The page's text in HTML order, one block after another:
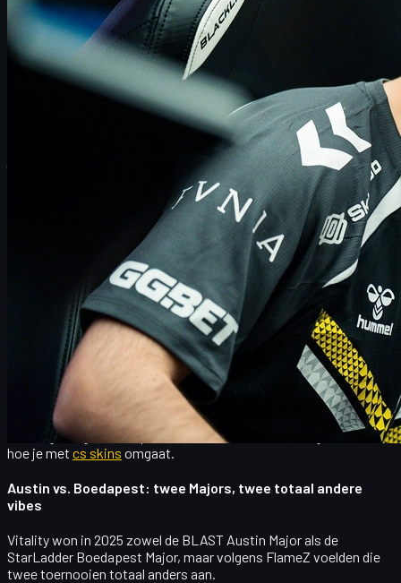
Vitality’s doelen voor 2026 en de uitdaging om
bovenaan te blijven
Wie daagt Vitality uit in 2026?
Wat jij als speler kunt leren van FlameZ en Vitality
FlameZ en Vitality: waarom 2025 een historisch jaar was
2025 gaat de boeken in als een van de meest dominante jaren
in Counter-Strike 2. Twee Major-titels
(BLAST Austin en StarLadder Boedapest), een afgeronde ESL
Grand Slam en in totaal negen trofeeën: dat is het soort seizoen
waar normaal alleen over gefantaseerd wordt.
Een van de drijvende krachten achter dat succes is Shahar
. De Israëlische rifler heeft zich in korte tijd
opgewerkt van veelbelovend talent tot vaste waarde in de
absolute wereldtop. Dat zie je terug in zijn
tweede
opeenvolgende 7e plek in de HLTV Top 20
, maar misschien nog
sterker in de manier waarop hij over zijn rol en zijn team praat.
In dit artikel zetten we zijn belangrijkste inzichten op een rij: hoe
het voelt om twee Majors in één jaar te winnen, waarom aan de
top blijven nog moeilijker is dan er komen, hoe hij omgaat met
kritiek, en wat hij vindt van de grootste rosterveranderingen
richting 2026. Onderweg leggen we ook een link naar deCS2-
ervaring van gewone spelers
: mindset, voorbereiding en zelfs
hoe je met cs skins omgaat.
Austin vs. Boedapest: twee Majors, twee totaal andere
vibes
Vitality won in 2025 zowel de BLAST Austin Major als de
StarLadder Boedapest Major, maar volgens FlameZ voelden die
twee toernooien totaal anders aan.